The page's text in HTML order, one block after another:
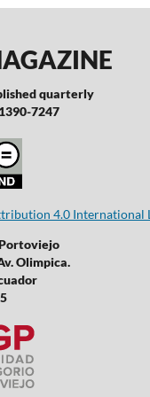
quarterly
7247
4.0 International
Olimpica.